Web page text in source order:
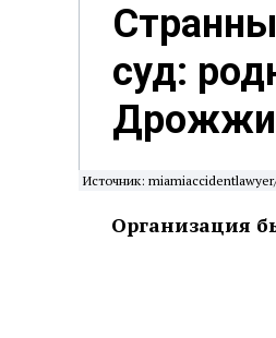
суд:
Источник:
Организация